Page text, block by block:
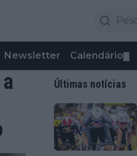
Newsletter Calendário
Últimas notícias